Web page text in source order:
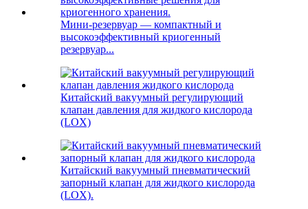
Мини-резервуар — компактный и
высокоэффективный криогенный
резервуар...
Китайский вакуумный регулирующий
клапан давления для жидкого кислорода
(LOX)
Китайский вакуумный пневматический
запорный клапан для жидкого кислорода
(LOX).